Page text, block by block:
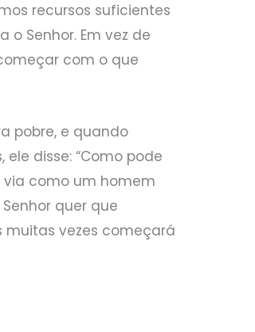
recursos suficientes
Senhor. Em vez de
com o que
pobre, e quando
disse: “Como pode
via como um homem
quer que
muitas vezes começará